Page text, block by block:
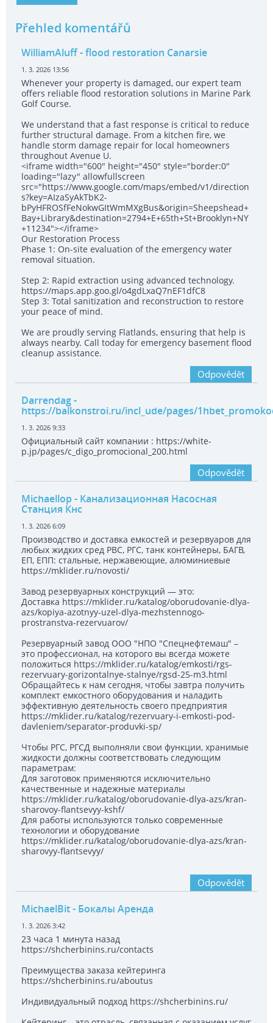
Přehled komentářů
WilliamAluff- flood restoration Canarsie
1. 3. 2026 13:56
Whenever your property is damaged, our expert team
offers reliable flood restoration solutions in Marine Park
Golf Course.
We understand that a fast response is critical to reduce
further structural damage. From a kitchen fire, we
handle storm damage repair for local homeowners
throughout Avenue U.
<iframe width="600" height="450" style="border:0"
loading="lazy" allowfullscreen
src="https://www.google.com/maps/embed/v1/direction
s?key=AIzaSyAkTbK2-
bPyHFROSfFeNokwGItWmMXgBus&origin=Sheepshead+
Bay+Library&destination=2794+E+65th+St+Brooklyn+NY
+11234"></iframe>
Our Restoration Process
Phase 1: On-site evaluation of the emergency water
removal situation.
Step 2: Rapid extraction using advanced technology.
https://maps.app.goo.gl/o4gdLxaQ7nEF1dfC8
Step 3: Total sanitization and reconstruction to restore
your peace of mind.
We are proudly serving Flatlands, ensuring that help is
always nearby. Call today for emergency basement flood
cleanup assistance.
Odpovědět
Darrendag-
https://balkonstroi.ru/incl_ude/pages/
1. 3. 2026 9:33
Официальный сайт компании : https://white-
p.jp/pages/c_digo_promocional_200.html
Odpovědět
Michaellop - Канализационная Насосная
Станция Кнс
1. 3. 2026 6:09
Производство и доставка емкостей и резервуаров для
любых жидких сред РВС, РГС, танк контейнеры, БАГВ,
ЕП, ЕПП: стальные, нержавеющие, алюминиевые
https://mklider.ru/novosti/
Завод резервуарных конструкций — это:
Доставка https://mklider.ru/katalog/oborudovanie-dlya-
azs/kopiya-azotnyy-uzel-dlya-mezhstennogo-
prostranstva-rezervuarov/
Резервуарный завод ООО "НПО "Спецнефтемаш" –
это профессионал, на которого вы всегда можете
положиться https://mklider.ru/katalog/emkosti/rgs-
rezervuary-gorizontalnye-stalnye/rgsd-25-m3.html
Обращайтесь к нам сегодня, чтобы завтра получить
комплект емкостного оборудования и наладить
эффективную деятельность своего предприятия
https://mklider.ru/katalog/rezervuary-i-emkosti-pod-
davleniem/separator-produvki-sp/
Чтобы РГС, РГСД выполняли свои функции, хранимые
жидкости должны соответствовать следующим
параметрам:
Для заготовок применяются исключительно
качественные и надежные материалы
https://mklider.ru/katalog/oborudovanie-dlya-azs/kran-
sharovoy-flantsevyy-kshf/
Для работы используются только современные
технологии и оборудование
https://mklider.ru/katalog/oborudovanie-dlya-azs/kran-
sharovyy-flantsevyy/
Odpovědět
MichaelBit- Бокалы Аренда
1. 3. 2026 3:42
23 часа 1 минута назад
https://shcherbinins.ru/contacts
Преимущества заказа кейтеринга
https://shcherbinins.ru/aboutus
Индивидуальный подход https://shcherbinins.ru/